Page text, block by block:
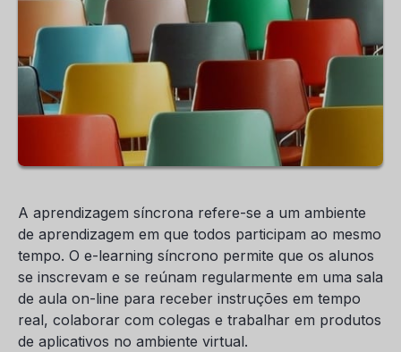
A aprendizagem síncrona refere-se a um ambiente
de aprendizagem em que todos participam ao mesmo
tempo. O e-learning síncrono permite que os alunos
se inscrevam e se reúnam regularmente em uma sala
de aula on-line para receber instruções em tempo
real, colaborar com colegas e trabalhar em produtos
de aplicativos no ambiente virtual.